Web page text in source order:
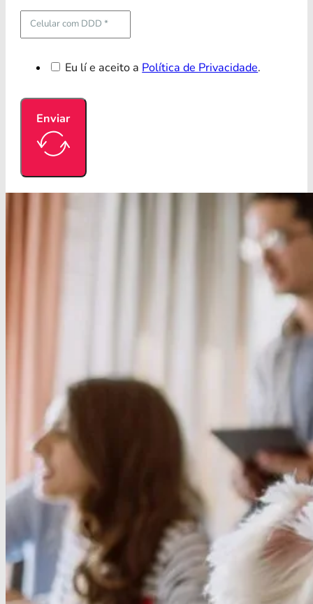
Eu lí e aceito aPolítica de Privacidade.
Enviar